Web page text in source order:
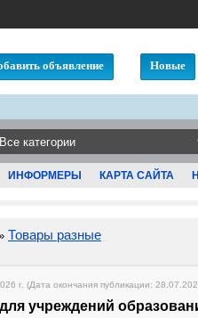
объявление Новые
ИНФОРМЕРЫ КАРТА САЙТА
Товары разные
г. (Дата окончания публикации:
учреждений